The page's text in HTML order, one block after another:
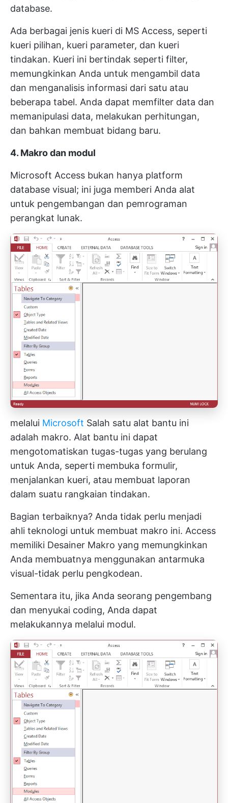
database.
Ada berbagai jenis kueri di MS Access, seperti
kueri pilihan, kueri parameter, dan kueri
tindakan. Kueri ini bertindak seperti filter,
memungkinkan Anda untuk mengambil data
dan menganalisis informasi dari satu atau
beberapa tabel. Anda dapat memfilter data dan
memanipulasi data, melakukan perhitungan,
dan bahkan membuat bidang baru.
4. Makro dan modul
Microsoft Access bukan hanya platform
database visual; ini juga memberi Anda alat
untuk pengembangan dan pemrograman
perangkat lunak.
melalui Microsoft Salah satu alat bantu ini
adalah makro. Alat bantu ini dapat
mengotomatiskan tugas-tugas yang berulang
untuk Anda, seperti membuka formulir,
menjalankan kueri, atau membuat laporan
dalam suatu rangkaian tindakan.
Bagian terbaiknya? Anda tidak perlu menjadi
ahli teknologi untuk membuat makro ini. Access
memiliki Desainer Makro yang memungkinkan
Anda membuatnya menggunakan antarmuka
visual-tidak perlu pengkodean.
Sementara itu, jika Anda seorang pengembang
dan menyukai coding, Anda dapat
melakukannya melalui modul.